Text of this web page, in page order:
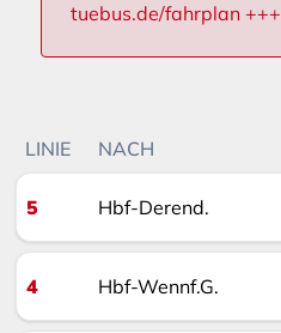
tuebus.de/fahrplan +++
LINIE NACH
5 Hbf-Derend.
4 Hbf-Wennf.G.